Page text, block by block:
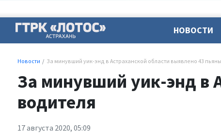
НОВОСТИ
Новости За минувший уик-энд в Астраханской области выявлено 43
За минувший уик-энд в
водителя
17 августа 2020, 05:09